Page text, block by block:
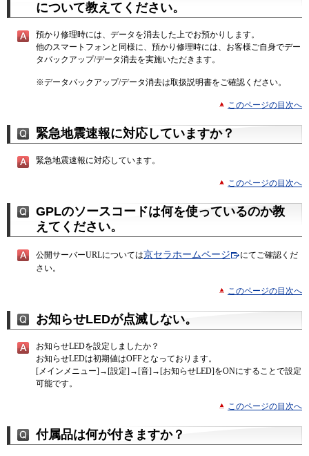
について教えてください。
預かり修理時には、データを消去した上でお預かりします。
他のスマートフォンと同様に、預かり修理時には、お客様ご自身でデー
タバックアップ/データ消去を実施いただきます。
※データバックアップ/データ消去は取扱説明書をご確認ください。
このページの目次へ
緊急地震速報に対応していますか？
緊急地震速報に対応しています。
このページの目次へ
GPLのソースコードは何を使っているのか教
えてください。
公開サーバーURLについては京セラホームページ
にてご確認くだ
さい。
このページの目次へ
お知らせLEDが点滅しない。
お知らせLEDを設定しましたか？
お知らせLEDは初期値はOFFとなっております。
[メインメニュー]→[設定]→[音]→[お知らせLED]をONにすることで設定
可能です。
このページの目次へ
付属品は何が付きますか？